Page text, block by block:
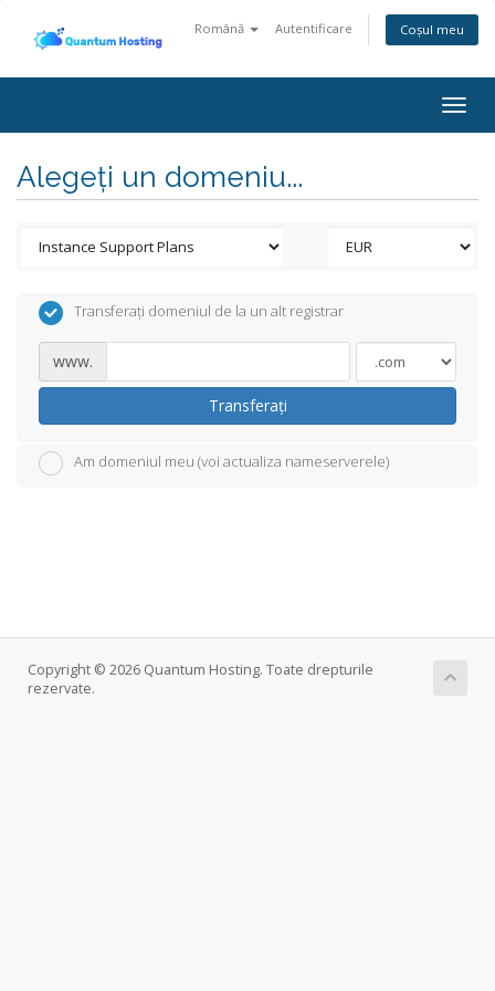
Română Autentificare Coșul meu
Alegeți un domeniu...
Transferați domeniul de la un alt registrar
www.
Transferați
Am domeniul meu (voi actualiza nameserverele)
Copyright © 2026 Quantum Hosting. Toate drepturile
rezervate.